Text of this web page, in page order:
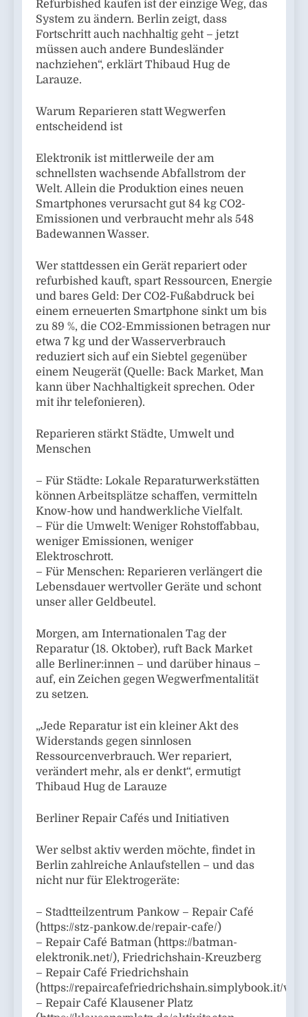
Refurbished kaufen ist der einzige Weg, das
System zu ändern. Berlin zeigt, dass
Fortschritt auch nachhaltig geht – jetzt
müssen auch andere Bundesländer
nachziehen“, erklärt Thibaud Hug de
Larauze.
Warum Reparieren statt Wegwerfen
entscheidend ist
Elektronik ist mittlerweile der am
schnellsten wachsende Abfallstrom der
Welt. Allein die Produktion eines neuen
Smartphones verursacht gut 84 kg CO2-
Emissionen und verbraucht mehr als 548
Badewannen Wasser.
Wer stattdessen ein Gerät repariert oder
refurbished kauft, spart Ressourcen, Energie
und bares Geld: Der CO2-Fußabdruck bei
einem erneuerten Smartphone sinkt um bis
zu 89 %, die CO2-Emmissionen betragen nur
etwa 7 kg und der Wasserverbrauch
reduziert sich auf ein Siebtel gegenüber
einem Neugerät (Quelle: Back Market, Man
kann über Nachhaltigkeit sprechen. Oder
mit ihr telefonieren).
Reparieren stärkt Städte, Umwelt und
Menschen
– Für Städte: Lokale Reparaturwerkstätten
können Arbeitsplätze schaffen, vermitteln
Know-how und handwerkliche Vielfalt.
– Für die Umwelt: Weniger Rohstoffabbau,
weniger Emissionen, weniger
Elektroschrott.
– Für Menschen: Reparieren verlängert die
Lebensdauer wertvoller Geräte und schont
unser aller Geldbeutel.
Morgen, am Internationalen Tag der
Reparatur (18. Oktober), ruft Back Market
alle Berliner:innen – und darüber hinaus –
auf, ein Zeichen gegen Wegwerfmentalität
zu setzen.
„Jede Reparatur ist ein kleiner Akt des
Widerstands gegen sinnlosen
Ressourcenverbrauch. Wer repariert,
verändert mehr, als er denkt“, ermutigt
Thibaud Hug de Larauze
Berliner Repair Cafés und Initiativen
Wer selbst aktiv werden möchte, findet in
Berlin zahlreiche Anlaufstellen – und das
nicht nur für Elektrogeräte:
– Stadtteilzentrum Pankow – Repair Café
(https://stz-pankow.de/repair-cafe/)
– Repair Café Batman (https://batman-
elektronik.net/), Friedrichshain-Kreuzberg
– Repair Café Friedrichshain
(https://repaircafefriedrichshain.simplybook.it/v2/)
– Repair Café Klausener Platz